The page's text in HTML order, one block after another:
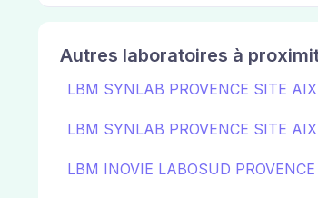
Autres laboratoires à
LBM SYNLAB PROVENCE SITE
LBM SYNLAB PROVENCE SITE
LBM INOVIE LABOSUD